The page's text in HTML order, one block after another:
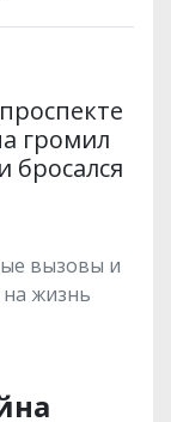
громил
бросался
вызовы и
жизнь